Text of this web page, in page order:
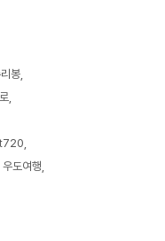
봉
우도여행